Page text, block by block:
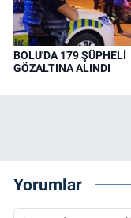
BOLU'DA 179 ŞÜPHELİ
GÖZALTINA ALINDI
Yorumlar